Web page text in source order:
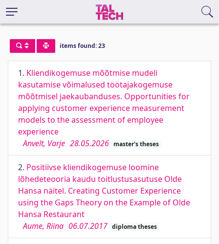
items found: 23
1. Kliendikogemuse mõõtmise mudeli
kasutamise võimalused töötajakogemuse
mõõtmisel jaekaubanduses. Opportunities for
applying customer experience measurement
models to the assessment of employee
experience
Anvelt, Varje 28.05.2026 master's theses
2. Positiivse kliendikogemuse loomine
lõhedeteooria kaudu toitlustusasutuse Olde
Hansa näitel. Creating Customer Experience
using the Gaps Theory on the Example of Olde
Hansa Restaurant
Aume, Riina 06.07.2017 diploma theses